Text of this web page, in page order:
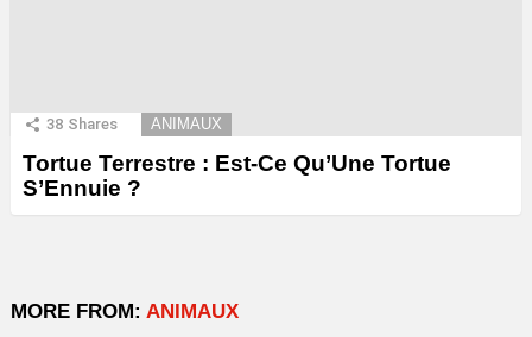
38 Shares ANIMAUX
Tortue Terrestre : Est-Ce Qu’Une Tortue
S’Ennuie ?
MORE FROM: ANIMAUX